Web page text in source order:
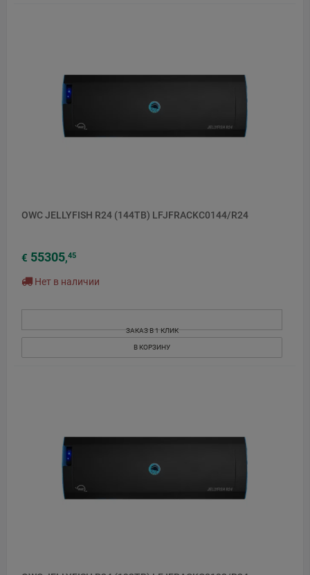
OWC JELLYFISH R24 (144TB) LFJFRACKC0144/R24
€ 55305,45
Нет в наличии
ЗАКАЗ В 1 КЛИК
В КОРЗИНУ